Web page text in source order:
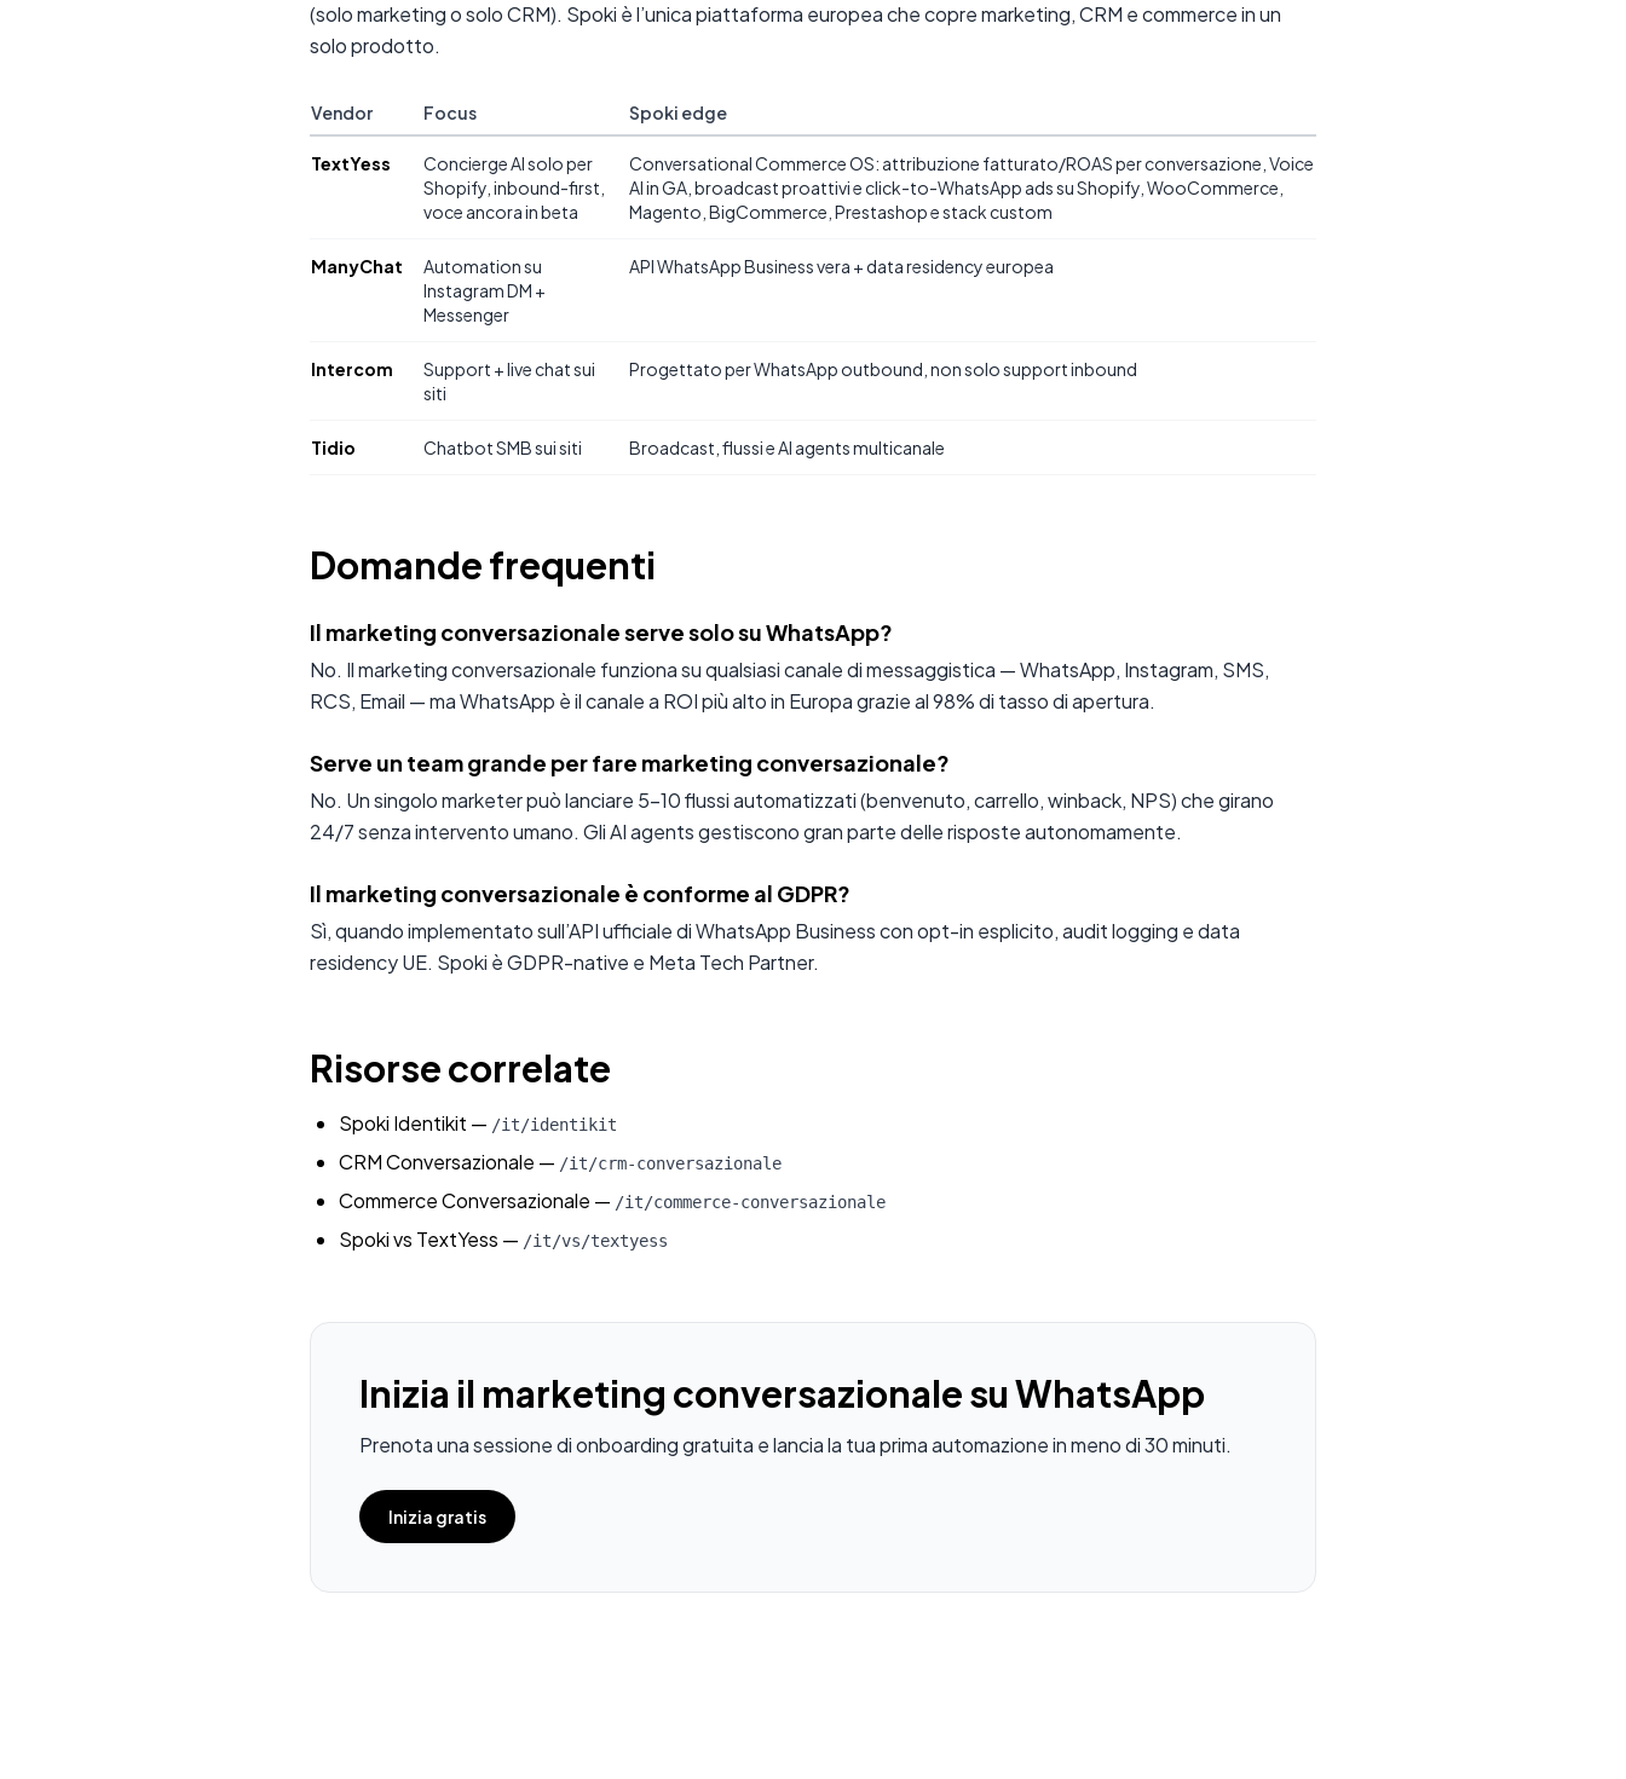
(solo marketing o solo CRM). Spoki è l’unica piattaforma europea che copre marketing, CRM e commerce in un
solo prodotto.
Vendor Focus Spoki edge
TextYess
Concierge AI solo per
Shopify, inbound-first,
voce ancora in beta
Conversational Commerce OS: attribuzione fatturato/ROAS per conversazione, Voice
AI in GA, broadcast proattivi e click-to-WhatsApp ads su Shopify, WooCommerce,
Magento, BigCommerce, Prestashop e stack custom
ManyChat
Automation su
Instagram DM +
Messenger
API WhatsApp Business vera + data residency europea
Intercom
Support + live chat sui
siti
Progettato per WhatsApp outbound, non solo support inbound
Tidio Chatbot SMB sui siti Broadcast, flussi e AI agents multicanale
Domande frequenti
Il marketing conversazionale serve solo su WhatsApp?
No. Il marketing conversazionale funziona su qualsiasi canale di messaggistica — WhatsApp, Instagram, SMS,
RCS, Email — ma WhatsApp è il canale a ROI più alto in Europa grazie al 98% di tasso di apertura.
Serve un team grande per fare marketing conversazionale?
No. Un singolo marketer può lanciare 5-10 flussi automatizzati (benvenuto, carrello, winback, NPS) che girano
24/7 senza intervento umano. Gli AI agents gestiscono gran parte delle risposte autonomamente.
Il marketing conversazionale è conforme al GDPR?
Sì, quando implementato sull’API ufficiale di WhatsApp Business con opt-in esplicito, audit logging e data
residency UE. Spoki è GDPR-native e Meta Tech Partner.
Risorse correlate
Spoki Identikit — /it/identikit
CRM Conversazionale — /it/crm-conversazionale
Commerce Conversazionale — /it/commerce-conversazionale
Spoki vs TextYess — /it/vs/textyess
Inizia il marketing conversazionale su WhatsApp
Prenota una sessione di onboarding gratuita e lancia la tua prima automazione in meno di 30 minuti.
Inizia gratis